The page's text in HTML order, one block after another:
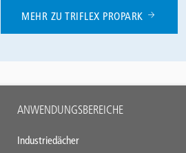
MEHR ZU TRIFLEX PROPARK
ANWENDUNGSBEREICHE
Industriedächer